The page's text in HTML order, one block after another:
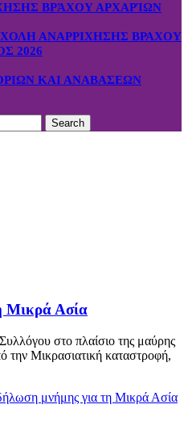
ΒΡΆΧΟΥ ΑΡΧΑΡΊΩΝ
ΑΝΑΡΡΙΧΗΣΗΣ ΒΡΑΧΟΥ
2026
ΚΑΙ ΑΝΑΒΑΣΕΩΝ
Μικρά Ασία
στο πλαίσιο της μαύρης
Μικρασιατική καταστροφή,
μνήμης για τη Μικρά Ασία